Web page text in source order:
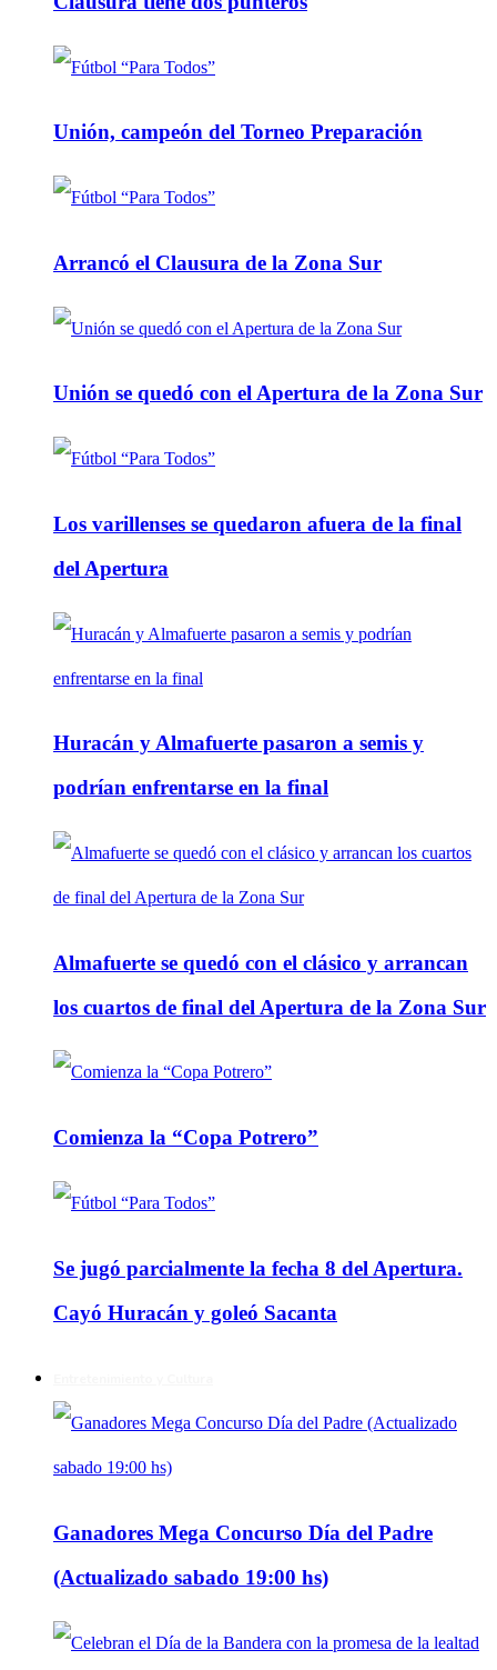
Unión, campeón del Torneo Preparación
Arrancó el Clausura de la Zona Sur
Unión se quedó con el Apertura de la Zona Sur
Los varillenses se quedaron afuera de la final
del Apertura
Huracán y Almafuerte pasaron a semis y
podrían enfrentarse en la final
Almafuerte se quedó con el clásico y arrancan
los cuartos de final del Apertura de la Zona Sur
Comienza la “Copa Potrero”
Se jugó parcialmente la fecha 8 del Apertura.
Cayó Huracán y goleó Sacanta
Ganadores Mega Concurso Día del Padre
(Actualizado sabado 19:00 hs)